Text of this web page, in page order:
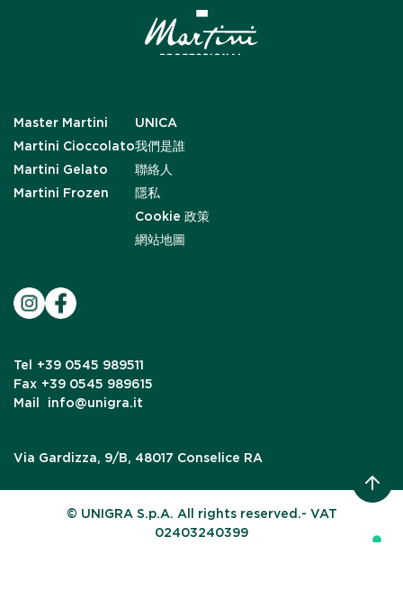
Master Martini
Martini Cioccolato
Martini Gelato
Martini Frozen
UNICA
我們是誰
聯絡人
隱私
Cookie 政策
網站地圖
Tel
+39 0545 989511
Fax +39 0545 989615
Mail
info@unigra.it
Via Gardizza, 9/B, 48017 Conselice RA
© UNIGRA S.p.A. All rights reserved.- VAT
02403240399